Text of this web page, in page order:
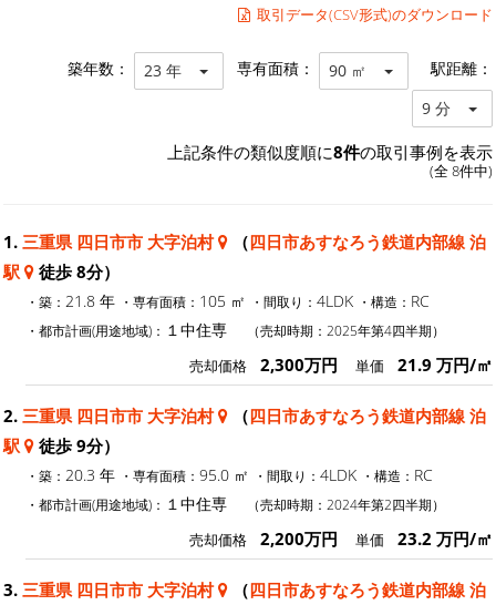
取引データ(CSV形式)のダウンロード
築年数： 23 年 専有面積： 90 ㎡ 駅距離：
9 分
上記条件の類似度順に8件の取引事例を表示
(全 8件中)
1. 三重県 四日市市 大字泊村 （四日市あすなろう鉄道内部線 泊
駅
徒歩 8分）
・築： 21.8 年 ・専有面積： 105 ㎡ ・間取り： 4LDK ・構造： RC
・都市計画(用途地域)： １中住専 （売却時期：2025年第4四半期）
売却価格 2,300万円 単価 21.9 万円/㎡
2. 三重県 四日市市 大字泊村 （四日市あすなろう鉄道内部線 泊
駅
徒歩 9分）
・築： 20.3 年 ・専有面積： 95.0 ㎡ ・間取り： 4LDK ・構造： RC
・都市計画(用途地域)： １中住専 （売却時期：2024年第2四半期）
売却価格 2,200万円 単価 23.2 万円/㎡
3. 三重県 四日市市 大字泊村 （四日市あすなろう鉄道内部線 泊